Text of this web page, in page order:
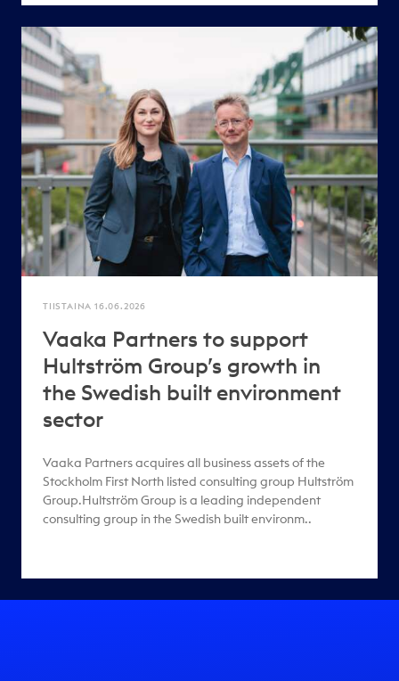
TIISTAINA 16.06.2026
Vaaka Partners to support
Hultström Group’s growth in
the Swedish built environment
sector
Vaaka Partners acquires all business assets of the
Stockholm First North listed consulting group Hultström
Group.Hultström Group is a leading independent
consulting group in the Swedish built environm..